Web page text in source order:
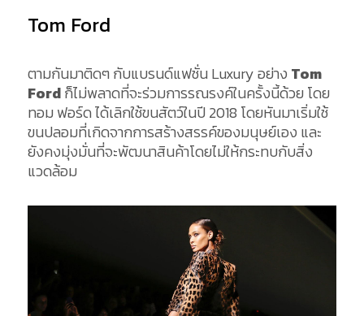
Tom Ford
ตามกันมาติดๆ กับแบรนด์แฟชั่น Luxury อย่าง Tom
Fordก็ไม่พลาดที่จะร่วมการรณรงค์ในครั้งนี้ด้วย โดย
ทอม ฟอร์ด ได้เลิกใช้ขนสัตว์ในปี 2018 โดยหันมาเริ่มใช้
ขนปลอมที่เกิดจากการสร้างสรรค์ของมนุษย์เอง และ
ยังคงมุ่งมั่นที่จะพัฒนาสินค้าโดยไม่ให้กระทบกับสิ่ง
แวดล้อม